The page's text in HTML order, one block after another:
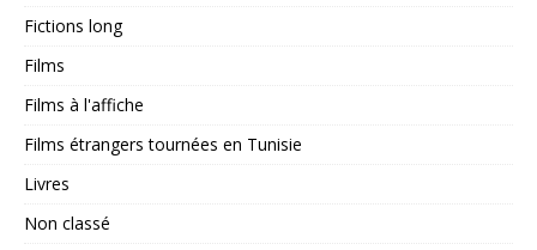
Fictions long
Films
Films à l'affiche
Films étrangers tournées en Tunisie
Livres
Non classé